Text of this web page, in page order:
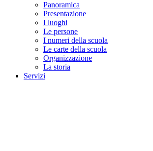
Panoramica
Presentazione
I luoghi
Le persone
I numeri della scuola
Le carte della scuola
Organizzazione
La storia
Servizi